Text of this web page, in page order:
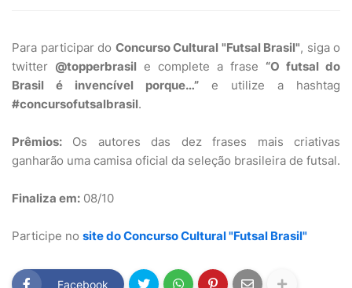
Para participar do Concurso Cultural "Futsal Brasil", siga o
twitter @topperbrasil e complete a frase “O futsal do
Brasil é invencível porque…” e utilize a hashtag
#concursofutsalbrasil.
Prêmios: Os autores das dez frases mais criativas
ganharão uma camisa oficial da seleção brasileira de futsal.
Finaliza em: 08/10
Participe no site do Concurso Cultural "Futsal Brasil"
Facebook